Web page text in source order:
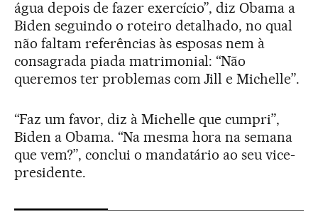
água depois de fazer exercício”, diz Obama a
Biden seguindo o roteiro detalhado, no qual
não faltam referências às esposas nem à
consagrada piada matrimonial: “Não
queremos ter problemas com Jill e Michelle”.
“Faz um favor, diz à Michelle que cumpri”,
Biden a Obama. “Na mesma hora na semana
que vem?”, conclui o mandatário ao seu vice-
presidente.